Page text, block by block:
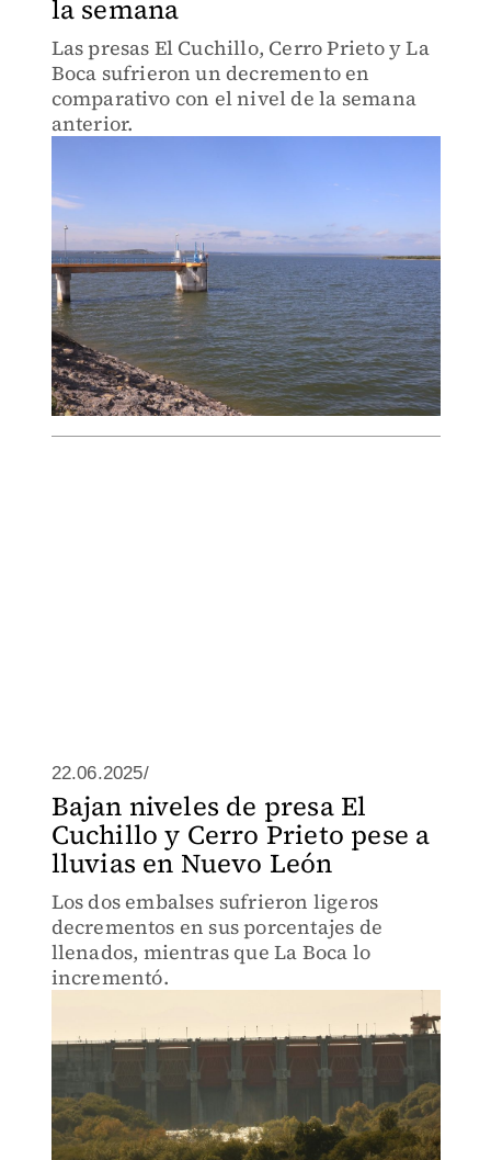
la semana
Las presas El Cuchillo, Cerro Prieto y La
Boca sufrieron un decremento en
comparativo con el nivel de la semana
anterior.
22.06.2025/
Bajan niveles de presa El
Cuchillo y Cerro Prieto pese a
lluvias en Nuevo León
Los dos embalses sufrieron ligeros
decrementos en sus porcentajes de
llenados, mientras que La Boca lo
incrementó.